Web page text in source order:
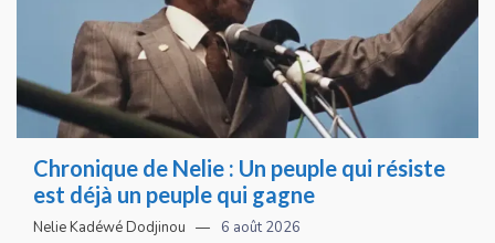
Chronique de Nelie : Un peuple qui résiste
est déjà un peuple qui gagne
Nelie Kadéwé Dodjinou 6 août 2026